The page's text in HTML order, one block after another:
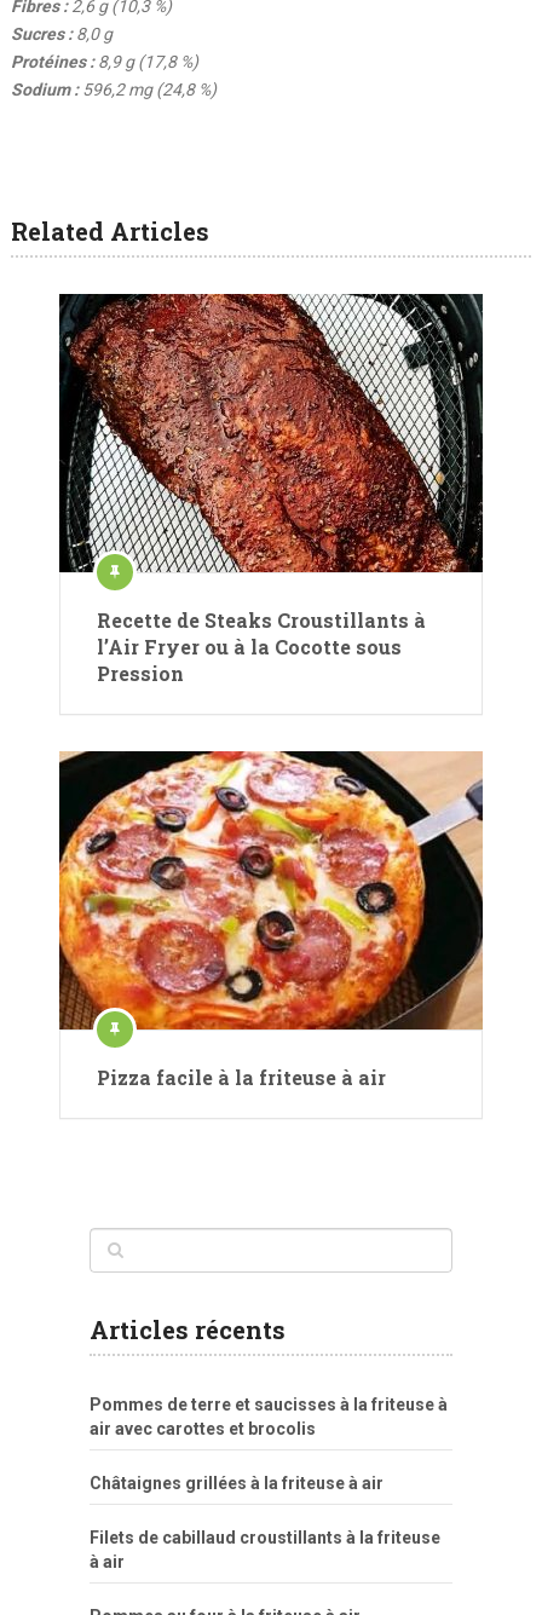
Fibres :2,6 g (10,3 %)
Sucres :8,0 g
Protéines :8,9 g (17,8 %)
Sodium :596,2 mg (24,8 %)
Related Articles
Recette de Steaks Croustillants à
l’Air Fryer ou à la Cocotte sous
Pression
Pizza facile à la friteuse à air
Articles récents
Pommes de terre et saucisses à la friteuse à
air avec carottes et brocolis
Châtaignes grillées à la friteuse à air
Filets de cabillaud croustillants à la friteuse
à air